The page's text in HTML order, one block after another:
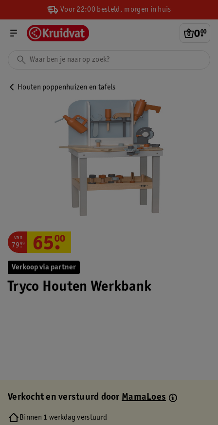
Voor 22:00 besteld, morgen in huis
0.
00
Houten poppenhuizen en tafels
Verkoop via partner
Tryco Houten Werkbank
van
79.
99 65.
00
Verkocht en verstuurd doorMamaLoes
Binnen 1 werkdag verstuurd